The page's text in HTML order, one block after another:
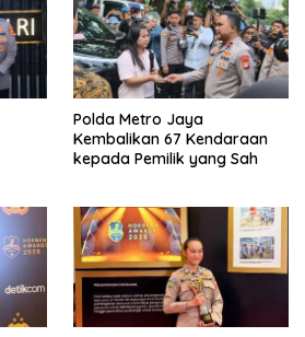
Polda Metro Jaya
Kembalikan 67 Kendaraan
kepada Pemilik yang Sah